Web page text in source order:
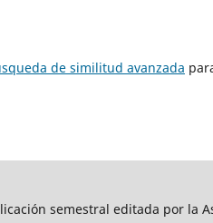
de similitud avanzada
semestral editada por la